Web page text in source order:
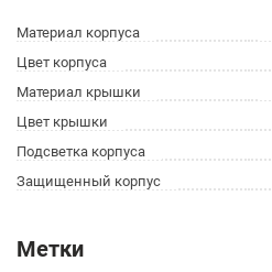
Материал корпуса
Цвет корпуса
Материал крышки
Цвет крышки
Подсветка корпуса
Защищенный корпус
Метки